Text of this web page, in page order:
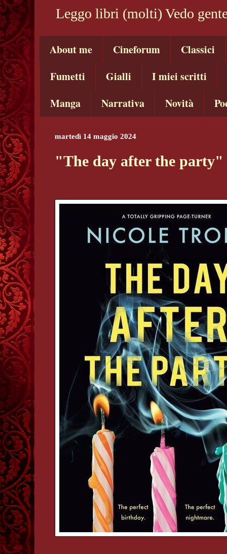
Leggo libri (molti) Vedo
About me Cineforum
Classici
Fumetti
Gialli
I miei scritti
Manga
Narrativa Novità
martedì 14 maggio 2024
"The day after the party"